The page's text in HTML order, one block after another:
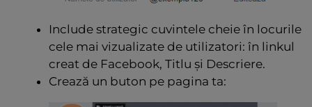
Include strategic cuvintele cheie în locurile
cele mai vizualizate de utilizatori: în linkul
creat de Facebook, Titlu și Descriere.
Crează un buton pe pagina ta: